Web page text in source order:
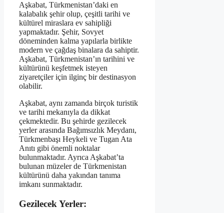
Aşkabat, Türkmenistan’daki en
kalabalık şehir olup, çeşitli tarihi ve
kültürel miraslara ev sahipliği
yapmaktadır. Şehir, Sovyet
döneminden kalma yapılarla birlikte
modern ve çağdaş binalara da sahiptir.
Aşkabat, Türkmenistan’ın tarihini ve
kültürünü keşfetmek isteyen
ziyaretçiler için ilginç bir destinasyon
olabilir.
Aşkabat, aynı zamanda birçok turistik
ve tarihi mekanıyla da dikkat
çekmektedir. Bu şehirde gezilecek
yerler arasında Bağımsızlık Meydanı,
Türkmenbaşı Heykeli ve Tugan Ata
Anıtı gibi önemli noktalar
bulunmaktadır. Ayrıca Aşkabat’ta
bulunan müzeler de Türkmenistan
kültürünü daha yakından tanıma
imkanı sunmaktadır.
Gezilecek Yerler: